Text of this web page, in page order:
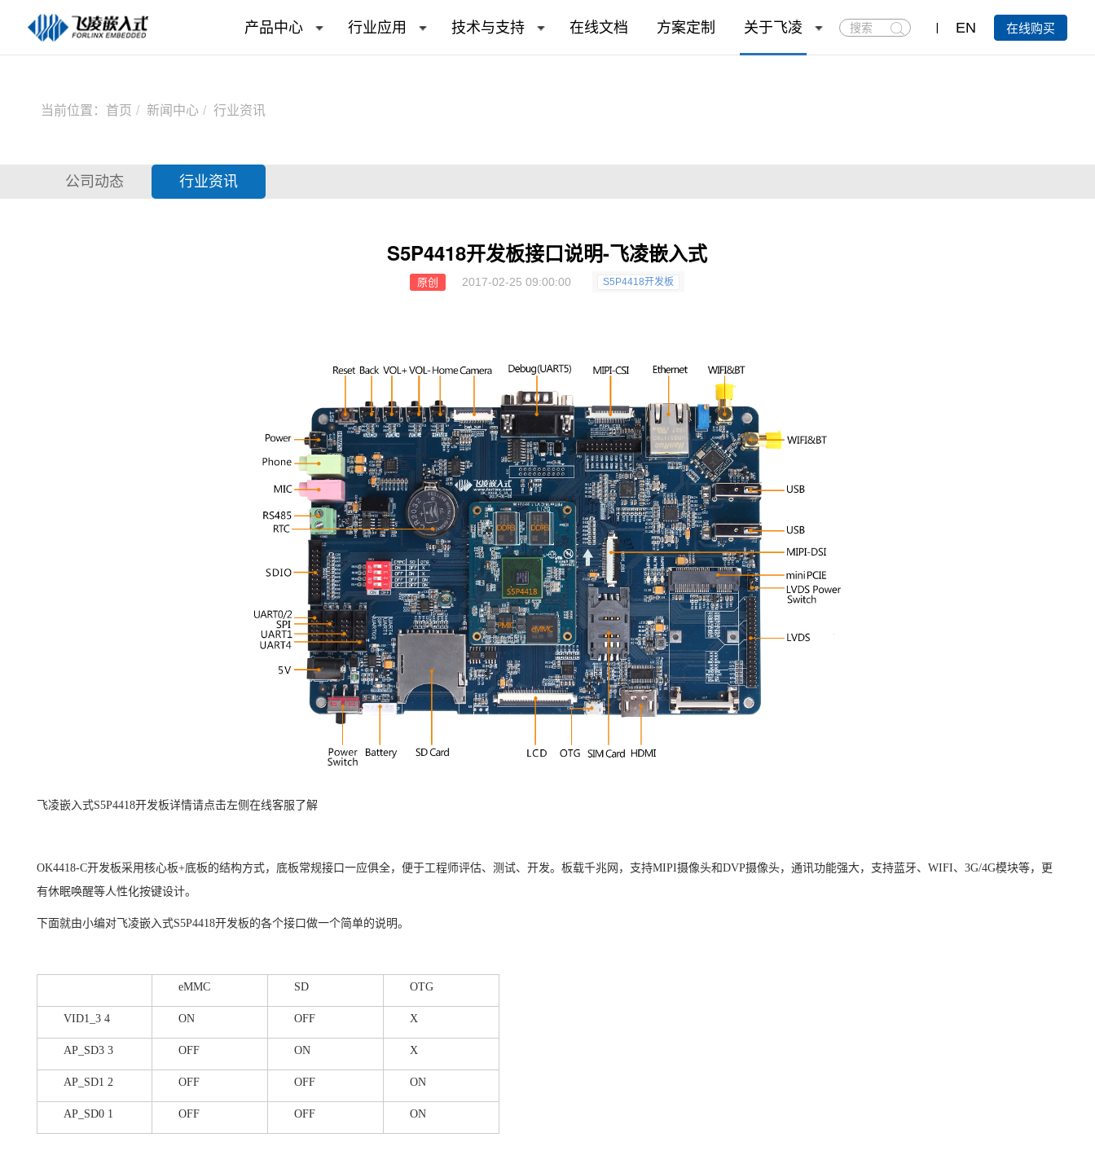
产品中心 行业应用 技术与支持 在线文档 方案定制 关于飞凌
搜
索
EN 在线购买
当前位置： 首页 新闻中心 行业资讯
公司动态 行业资讯
S5P4418开发板接口说明-飞凌嵌入式
原创 2017-02-25 09:00:00 S5P4418开发板
飞凌嵌入式S5P4418开发板详情请点击左侧在线客服了解
OK4418-C开发板采用核心板+底板的结构方式，底板常规接口一应俱全，便于工程师评估、测试、开发。板载千兆网 ，支持MIPI摄像头和DVP摄像头，通讯功能强大，支持蓝牙、WIFI、3G/4G模块等，更
有休眠唤醒等人性化按键设计。
下面就由小编对 飞凌嵌入式S5P4418开发板的各个接口做一个简单的说明。
eMMC SD OTG
VID1_3 4 ON OFF X
AP_SD3 3 OFF ON X
AP_SD1 2 OFF OFF ON
AP_SD0 1 OFF OFF ON